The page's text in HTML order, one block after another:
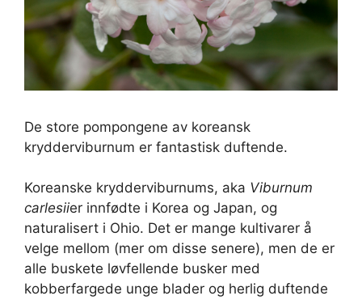
De store pompongene av koreansk
krydderviburnum er fantastisk duftende.
Koreanske krydderviburnums, aka Viburnum
carlesiier innfødte i Korea og Japan, og
naturalisert i Ohio. Det er mange kultivarer å
velge mellom (mer om disse senere), men de er
alle buskete løvfellende busker med
kobberfargede unge blader og herlig duftende